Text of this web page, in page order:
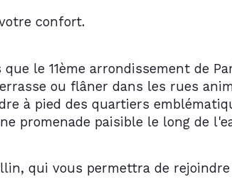
confort.
le 11ème arrondissement de
ou flâner dans les rues
à pied des quartiers
promenade paisible le long de
qui vous permettra de